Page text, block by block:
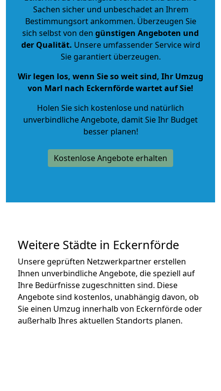
Sachen sicher und unbeschadet an Ihrem
Bestimmungsort ankommen. Überzeugen Sie
sich selbst von den günstigen Angeboten und
der Qualität. Unsere umfassender Service wird
Sie garantiert überzeugen.
Wir legen los, wenn Sie so weit sind, Ihr Umzug
von Marl nach Eckernförde wartet auf Sie!
Holen Sie sich kostenlose und natürlich
unverbindliche Angebote, damit Sie Ihr Budget
besser planen!
Kostenlose Angebote erhalten
Weitere Städte in Eckernförde
Unsere geprüften Netzwerkpartner erstellen
Ihnen unverbindliche Angebote, die speziell auf
Ihre Bedürfnisse zugeschnitten sind. Diese
Angebote sind kostenlos, unabhängig davon, ob
Sie einen Umzug innerhalb von Eckernförde oder
außerhalb Ihres aktuellen Standorts planen.